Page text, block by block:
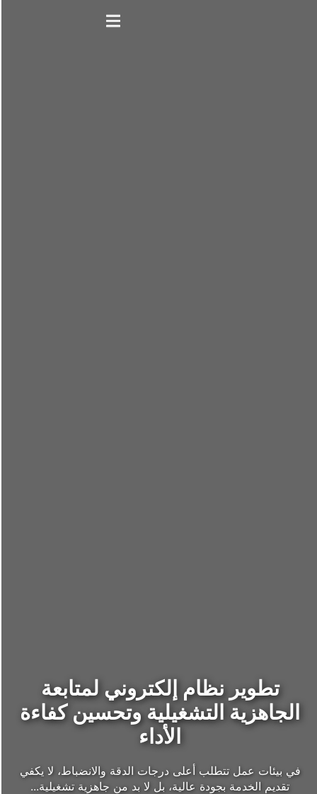
تطوير نظام إلكتروني لمتابعة
الجاهزية التشغيلية وتحسين كفاءة
الأداء
في بيئات عمل تتطلب أعلى درجات الدقة والانضباط، لا يكفي
تقديم الخدمة بجودة عالية، بل لا بد من جاهزية تشغيلية...